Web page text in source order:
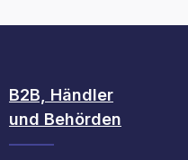
B2B, Händler
und Behörden